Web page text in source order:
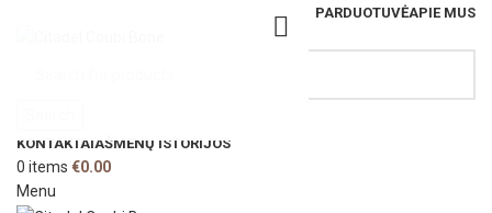
PARDUOTUVĖAPIE MUS
KONTAKTAIAŠMENŲ ISTORIJOS
0 items €0.00
Menu